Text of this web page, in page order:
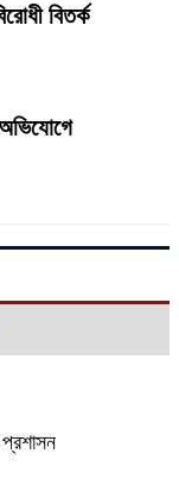
বিতর্ক